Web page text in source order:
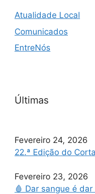
Atualidade Local
Comunicados
EntreNós
Últimas
Fevereiro 24, 2026
22.ª Edição do
Fevereiro 23, 2026
🩸 Dar sangue é dar